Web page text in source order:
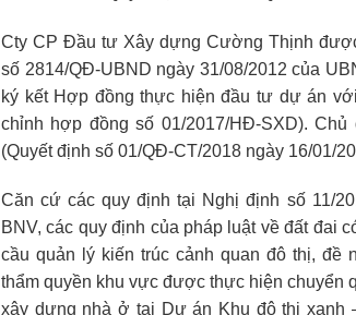
Cty CP Đầu tư Xây dựng Cường Thịnh
số 2814/QĐ-UBND ngày 31/08/2012 của
ký kết Hợp đồng thực hiện đầu tư dự án
chỉnh hợp đồng số 01/2017/HĐ-SXD).
(Quyết định số 01/QĐ-CT/2018 ngày 16/01/
Căn cứ các quy định tại Nghị định số 11/
BNV, các quy định của pháp luật về đất đai
cầu quản lý kiến trúc cảnh quan đô thị, đề
thẩm quyền khu vực được thực hiện chuyển
xây dựng nhà ở tại Dự án Khu đô thị xanh